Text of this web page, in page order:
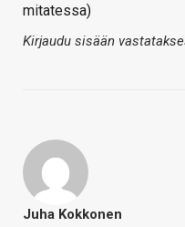
mitatessa)
Kirjaudu sisään
Juha Kokkonen